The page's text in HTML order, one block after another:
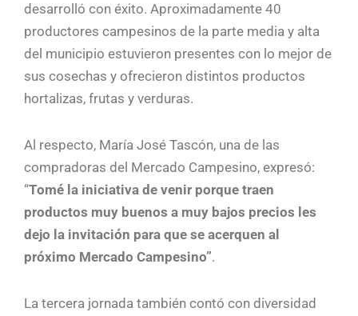
desarrolló con éxito. Aproximadamente 40
productores campesinos de la parte media y alta
del municipio estuvieron presentes con lo mejor de
sus cosechas y ofrecieron distintos productos
hortalizas, frutas y verduras.
Al respecto, María José Tascón, una de las
compradoras del Mercado Campesino, expresó:
“Tomé la iniciativa de venir porque traen
productos muy buenos a muy bajos precios les
dejo la invitación para que se acerquen al
próximo Mercado Campesino”.
La tercera jornada también contó con diversidad